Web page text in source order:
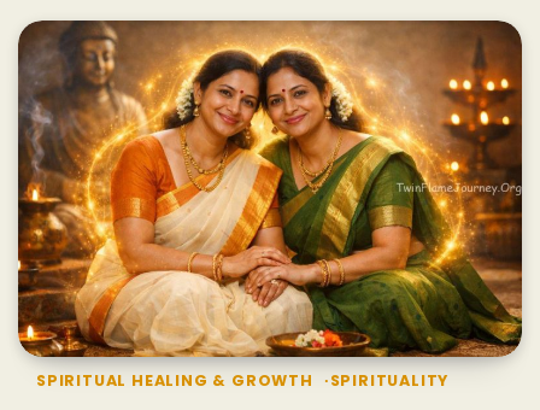
SPIRITUAL HEALING & GROWTH SPIRITUALITY